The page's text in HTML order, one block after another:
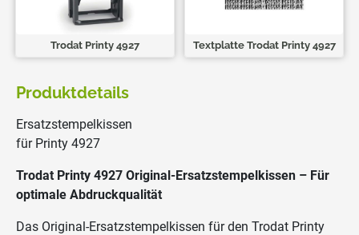
Trodat Printy 4927 Textplatte Trodat Printy 4927
Produktdetails
Ersatzstempelkissen
für Printy 4927
Trodat Printy 4927 Original-Ersatzstempelkissen – Für
optimale Abdruckqualität
Das Original-Ersatzstempelkissen für den Trodat Printy